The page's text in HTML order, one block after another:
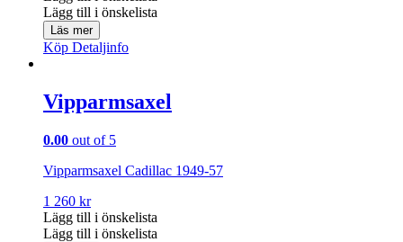
Lägg till i önskelista
Läs mer
Köp Detaljinfo
Vipparmsaxel
0.00 out of 5
Vipparmsaxel Cadillac 1949-57
1 260 kr
Lägg till i önskelista
Lägg till i önskelista